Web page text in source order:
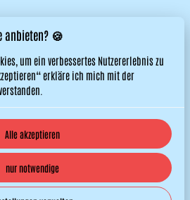
right reserved. |Datenschutzerklärung
anbieten? 🍪
um ein verbessertes Nutzererlebnis zu
erkläre ich mich mit der
Alle akzeptieren
nur notwendige